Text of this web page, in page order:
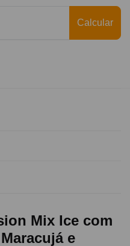
Calcular
Mix Ice com
e